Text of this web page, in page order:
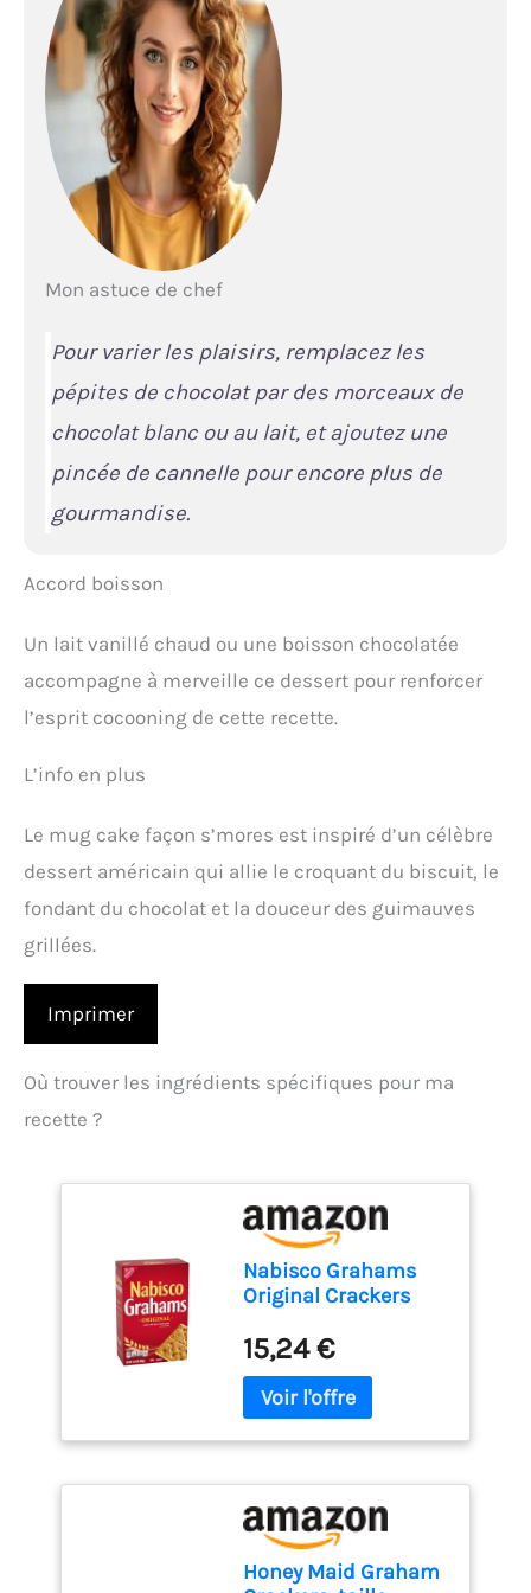
Mon astuce de chef
Pour varier les plaisirs, remplacez les
pépites de chocolat par des morceaux de
chocolat blanc ou au lait, et ajoutez une
pincée de cannelle pour encore plus de
gourmandise.
Accord boisson
Un lait vanillé chaud ou une boisson chocolatée
accompagne à merveille ce dessert pour renforcer
l’esprit cocooning de cette recette.
L’info en plus
Le mug cake façon s’mores est inspiré d’un célèbre
dessert américain qui allie le croquant du biscuit, le
fondant du chocolat et la douceur des guimauves
grillées.
Imprimer
Où trouver les ingrédients spécifiques pour ma
recette ?
Nabisco Grahams
Original Crackers
Nabisco Grahams
[Foods]
15,24 €
Honey Maid Graham